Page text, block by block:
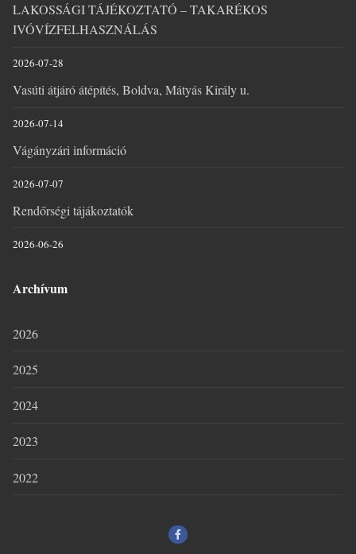
LAKOSSÁGI TÁJÉKOZTATÓ – TAKARÉKOS
IVÓVÍZFELHASZNÁLÁS
2026-07-28
Vasúti átjáró átépítés, Boldva, Mátyás Király u.
2026-07-14
Vágányzári információ
2026-07-07
Rendőrségi tájákoztatók
2026-06-26
Archívum
2026
2025
2024
2023
2022